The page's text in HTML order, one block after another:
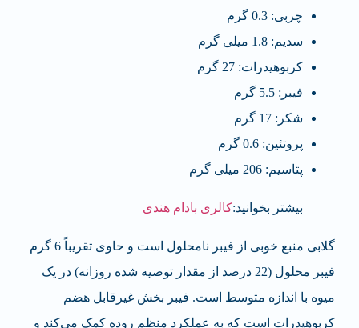
چربی: 0.3 گرم
سدیم: 1.8 میلی گرم
کربوهیدرات: 27 گرم
فیبر: 5.5 گرم
شکر: 17 گرم
پروتئین: 0.6 گرم
پتاسیم: 206 میلی گرم
بیشتر بخوانید:کالری بادام هندی
گلابی منبع خوبی از فیبر نامحلول است و حاوی تقریباً 6 گرم
فیبر محلول (22 درصد از مقدار توصیه شده روزانه) در یک
میوه با اندازه متوسط است. فیبر بخش غیرقابل هضم
کربوهیدرات است که به عملکرد منظم روده کمک می‌کند و